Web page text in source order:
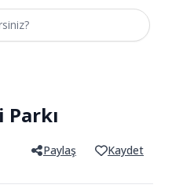
/5
Paylaş Kaydet